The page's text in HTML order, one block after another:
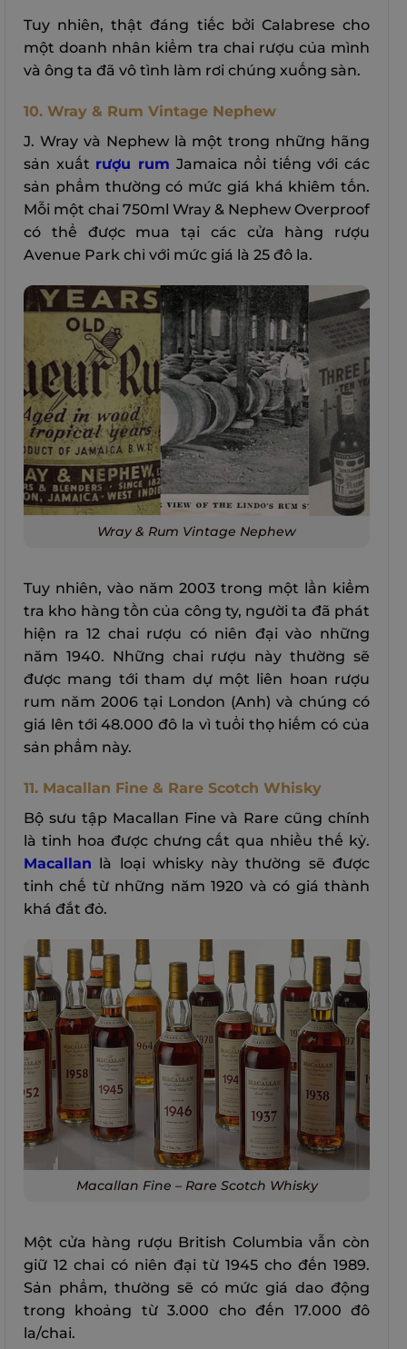
Tuy nhiên, thật đáng tiếc bởi Calabrese cho
một doanh nhân kiểm tra chai rượu của mình
và ông ta đã vô tình làm rơi chúng xuống sàn.
10. Wray & Rum Vintage Nephew
J. Wray và Nephew là một trong những hãng
sản xuất rượu rum Jamaica nổi tiếng với các
sản phẩm thường có mức giá khá khiêm tốn.
Mỗi một chai 750ml Wray & Nephew Overproof
có thể được mua tại các cửa hàng rượu
Avenue Park chỉ với mức giá là 25 đô la.
Wray & Rum Vintage Nephew
Tuy nhiên, vào năm 2003 trong một lần kiểm
tra kho hàng tồn của công ty, người ta đã phát
hiện ra 12 chai rượu có niên đại vào những
năm 1940. Những chai rượu này thường sẽ
được mang tới tham dự một liên hoan rượu
rum năm 2006 tại London (Anh) và chúng có
giá lên tới 48.000 đô la vì tuổi thọ hiếm có của
sản phẩm này.
11. Macallan Fine & Rare Scotch Whisky
Bộ sưu tập Macallan Fine và Rare cũng chính
là tinh hoa được chưng cất qua nhiều thế kỷ.
Macallan là loại whisky này thường sẽ được
tinh chế từ những năm 1920 và có giá thành
khá đắt đỏ.
Macallan Fine – Rare Scotch Whisky
Một cửa hàng rượu British Columbia vẫn còn
giữ 12 chai có niên đại từ 1945 cho đến 1989.
Sản phẩm, thường sẽ có mức giá dao động
trong khoảng từ 3.000 cho đến 17.000 đô
la/chai.